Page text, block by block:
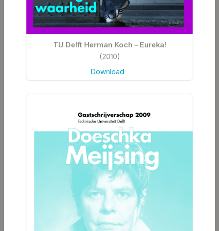
TU Delft Herman Koch – Eureka!
(2010)
Download